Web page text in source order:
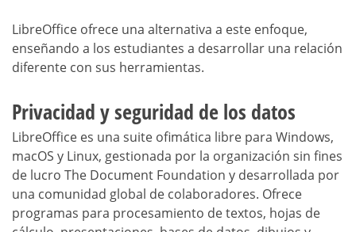
LibreOffice ofrece una alternativa a este enfoque,
enseñando a los estudiantes a desarrollar una relación
diferente con sus herramientas.
Privacidad y seguridad de los datos
LibreOffice es una suite ofimática libre para Windows,
macOS y Linux, gestionada por la organización sin fines
de lucro The Document Foundation y desarrollada por
una comunidad global de colaboradores. Ofrece
programas para procesamiento de textos, hojas de